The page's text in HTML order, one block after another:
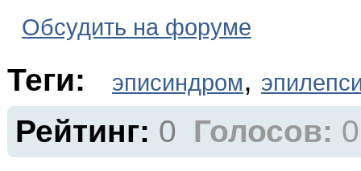
Обсудить на форуме
Теги: эписиндром,
Рейтинг: 0 Голосов: 0